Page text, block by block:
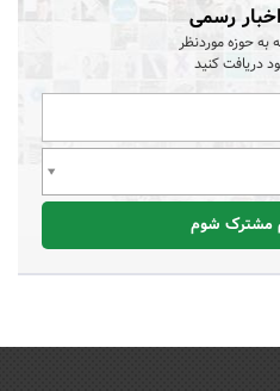
رسمی
به حوزه موردنظر
دریافت کنید
مشترک شوم